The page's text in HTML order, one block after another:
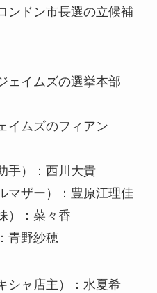
ンドン市長選の立候補
ェイムズの選挙本部
イムズのフィアン
手）：西川大貴
マザー）：豊原江理佳
）：菜々香
青野紗穂
シャ店主）：水夏希